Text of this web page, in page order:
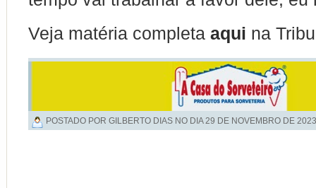
Veja matéria completa aqui na
POSTADO POR GILBERTO DIAS NO DIA29 DE NOVEMBRO DE 2023